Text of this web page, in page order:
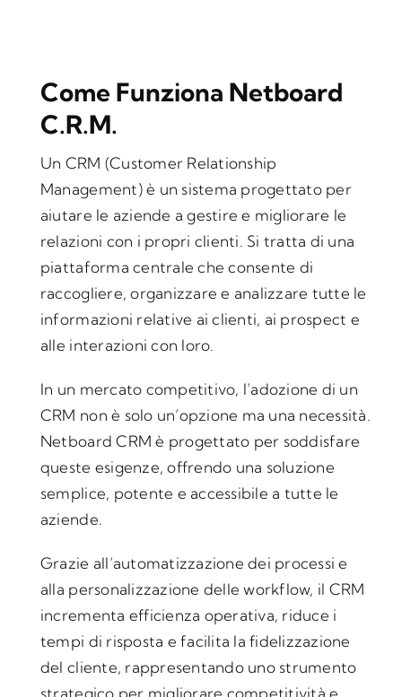
Come Funziona Netboard
C.R.M.
Un CRM (Customer Relationship
Management) è un sistema progettato per
aiutare le aziende a gestire e migliorare le
relazioni con i propri clienti. Si tratta di una
piattaforma centrale che consente di
raccogliere, organizzare e analizzare tutte le
informazioni relative ai clienti, ai prospect e
alle interazioni con loro.
In un mercato competitivo, l’adozione di un
CRM non è solo un’opzione ma una necessità.
Netboard CRM è progettato per soddisfare
queste esigenze, offrendo una soluzione
semplice, potente e accessibile a tutte le
aziende.
Grazie all’automatizzazione dei processi e
alla personalizzazione delle workflow, il CRM
incrementa efficienza operativa, riduce i
tempi di risposta e facilita la fidelizzazione
del cliente, rappresentando uno strumento
strategico per migliorare competitività e